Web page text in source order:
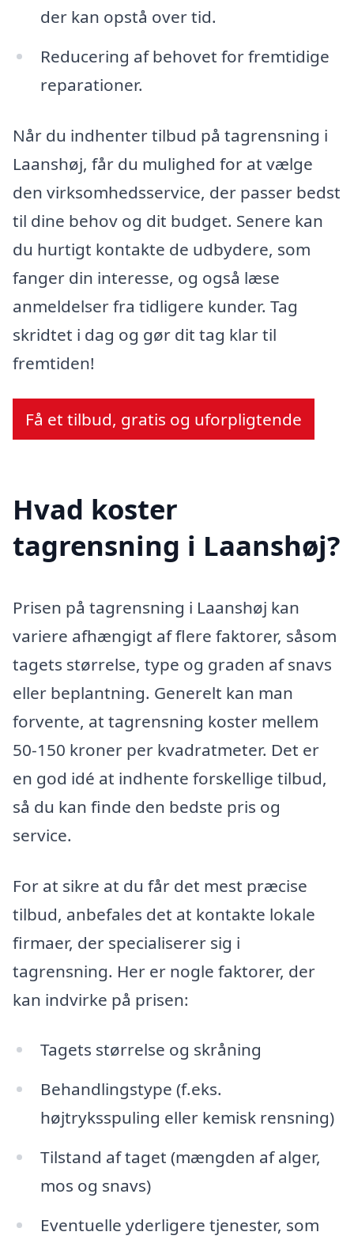
der kan opstå over tid.
Reducering af behovet for fremtidige
reparationer.
Når du indhenter tilbud på tagrensning i
Laanshøj, får du mulighed for at vælge
den virksomhedsservice, der passer bedst
til dine behov og dit budget. Senere kan
du hurtigt kontakte de udbydere, som
fanger din interesse, og også læse
anmeldelser fra tidligere kunder. Tag
skridtet i dag og gør dit tag klar til
fremtiden!
Få et tilbud, gratis og uforpligtende
Hvad koster
tagrensning i Laanshøj?
Prisen på tagrensning i Laanshøj kan
variere afhængigt af flere faktorer, såsom
tagets størrelse, type og graden af snavs
eller beplantning. Generelt kan man
forvente, at tagrensning koster mellem
50-150 kroner per kvadratmeter. Det er
en god idé at indhente forskellige tilbud,
så du kan finde den bedste pris og
service.
For at sikre at du får det mest præcise
tilbud, anbefales det at kontakte lokale
firmaer, der specialiserer sig i
tagrensning. Her er nogle faktorer, der
kan indvirke på prisen:
Tagets størrelse og skråning
Behandlingstype (f.eks.
højtryksspuling eller kemisk rensning)
Tilstand af taget (mængden af alger,
mos og snavs)
Eventuelle yderligere tjenester, som